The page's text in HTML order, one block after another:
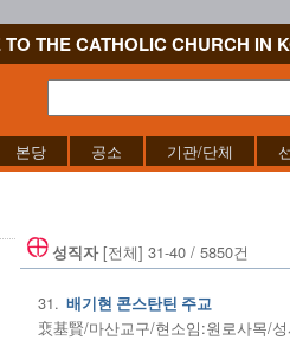
THE CATHOLIC CHURCH IN
본당 공소 기관/단체
성직자[전체] 31-40 / 5850건
31. 배기현 콘스탄틴 주교
裵基賢/마산교구/현소임:원로사목/